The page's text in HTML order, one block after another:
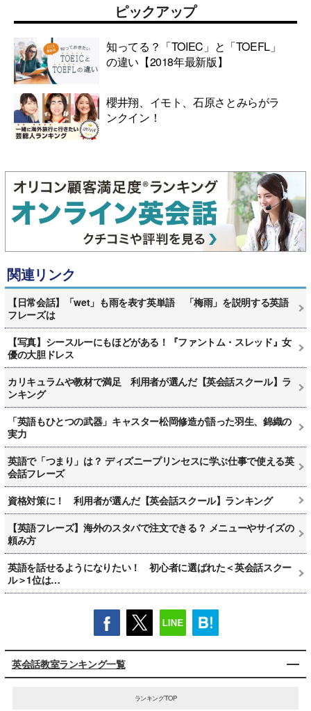
ピックアップ
知ってる？「TOIEC」と「TOEFL」
の違い【2018年最新版】
櫻井翔、イモト、石原さとみらがラ
ンクイン！
関連リンク
【日常会話】「wet」も雨を表す英単語 「梅雨」を説明する英語
フレーズは
【写真】シースルーにもほどがある！『ファントム・スレッド』女
優の大胆ドレス
カリキュラムや教材で満足 利用者が選んだ【英会話スクール】ラ
ンキング
「英語もひとつの武器」キャスター松岡修造が語った羽生、錦織の
実力
英語で「つまり」は？ ディズニープリンセスに学ぶ仕事で使える英
会話フレーズ
資格対策に！ 利用者が選んだ【英会話スクール】ランキング
【英語フレーズ】海外のスタバで注文できる？ メニューやサイズの
頼み方
英語を話せるようになりたい！ 初心者に選ばれた＜英会話スクー
ル＞1位は…
英会話教室ランキング一覧
ランキングTOP